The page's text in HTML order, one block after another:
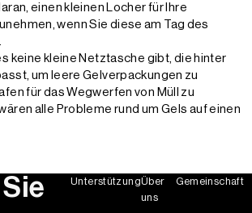
einen kleinen Locher für Ihre
wenn Sie diese am Tag des
keine kleine Netztasche gibt, die hinter
um leere Gelverpackungen zu
für das Wegwerfen von Müll zu
alle Probleme rund um Gels auf einen
UnterstützungÜber
uns
Gemeinschaft